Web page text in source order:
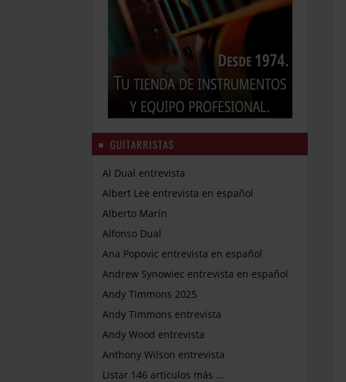
GUITARRISTAS
Al Dual entrevista
Albert Lee entrevista en español
Alberto Marín
Alfonso Dual
Ana Popovic entrevista en español
Andrew Synowiec entrevista en español
Andy Timmons 2025
Andy Timmons entrevista
Andy Wood entrevista
Anthony Wilson entrevista
Listar 146 artículos más …